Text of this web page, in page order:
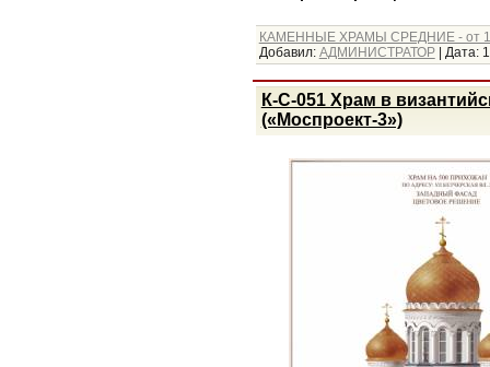
КАМЕННЫЕ ХРАМЫ СРЕДНИЕ - от
Добавил: АДМИНИСТРАТОР| Дата:
К-С-051 Храм в
(«Моспроект-3»)